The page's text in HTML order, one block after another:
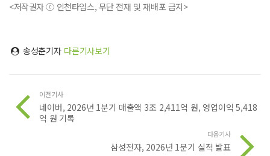
<저작권자 ⓒ 인천타임스, 무단 전재 및 재배포 금지>
송성춘기자 다른기사보기
이전기사
네이버, 2026년 1분기 매출액 3조 2,411억 원, 영업이익 5,418
억 원 기록
다음기사
삼성전자, 2026년 1분기 실적 발표